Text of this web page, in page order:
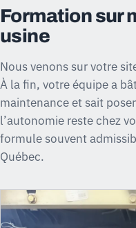
Formation sur
usine
Nous venons sur votre
À la fin, votre équipe a
maintenance et sait
l’autonomie reste chez
formule souvent
Québec.